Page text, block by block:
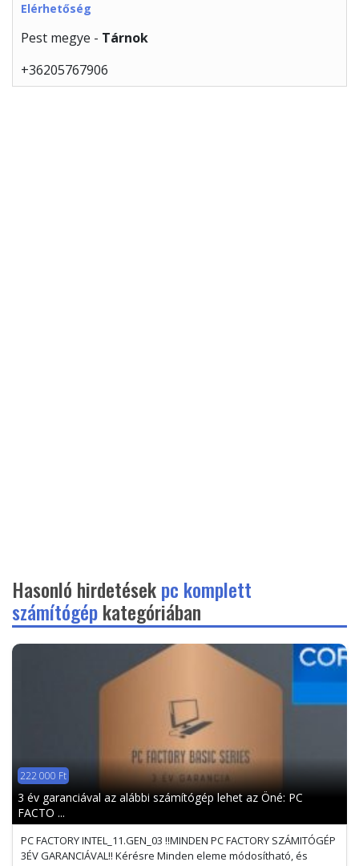
Elérhetőség
Pest megye - Tárnok
+36205767906
Hasonló hirdetésekpc komplett
számítógépkategóriában
222 000 Ft
3 év garanciával az alábbi számítógép lehet az Öné: PC
FACTO ...
PC FACTORY INTEL_11.GEN_03 !!MINDEN PC FACTORY SZÁMITÓGÉP
3ÉV GARANCIÁVAL!! Kérésre Minden eleme módosítható, és